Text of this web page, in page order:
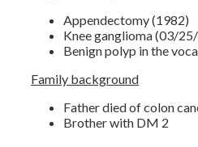
Appendectomy (1982)
Knee ganglioma (03/
Benign polyp in the
Family background
Father died of colon
Brother with DM 2